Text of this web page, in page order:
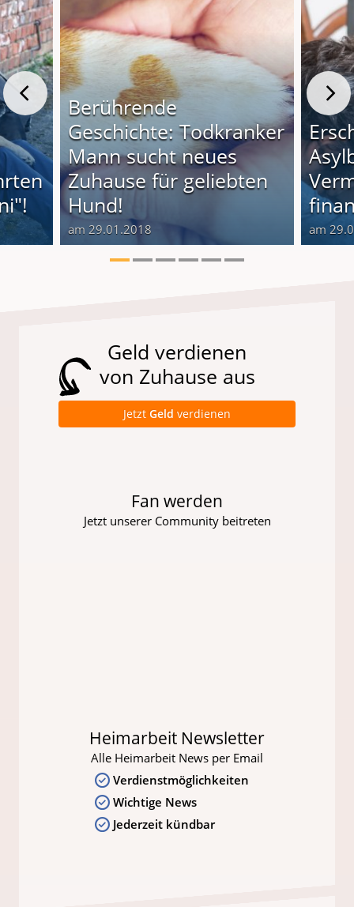
Berührende
Geschichte: Todkranker
Mann sucht neues
Zuhause für geliebten
Hund!
am 29.01.2018 am
Geld verdienen
von Zuhause aus
Jetzt Geld verdienen
Fan werden
Jetzt unserer Community beitreten
Heimarbeit Newsletter
Alle Heimarbeit News per Email
Verdienstmöglichkeiten
Wichtige News
Jederzeit kündbar